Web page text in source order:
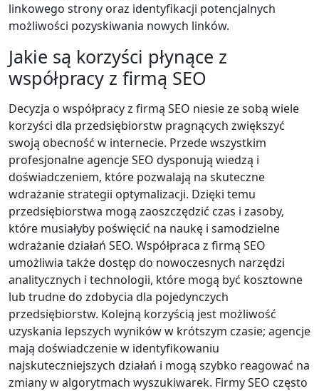
linkowego strony oraz identyfikacji potencjalnych
możliwości pozyskiwania nowych linków.
Jakie są korzyści płynące z
współpracy z firmą SEO
Decyzja o współpracy z firmą SEO niesie ze sobą wiele
korzyści dla przedsiębiorstw pragnących zwiększyć
swoją obecność w internecie. Przede wszystkim
profesjonalne agencje SEO dysponują wiedzą i
doświadczeniem, które pozwalają na skuteczne
wdrażanie strategii optymalizacji. Dzięki temu
przedsiębiorstwa mogą zaoszczędzić czas i zasoby,
które musiałyby poświęcić na naukę i samodzielne
wdrażanie działań SEO. Współpraca z firmą SEO
umożliwia także dostęp do nowoczesnych narzędzi
analitycznych i technologii, które mogą być kosztowne
lub trudne do zdobycia dla pojedynczych
przedsiębiorstw. Kolejną korzyścią jest możliwość
uzyskania lepszych wyników w krótszym czasie; agencje
mają doświadczenie w identyfikowaniu
najskuteczniejszych działań i mogą szybko reagować na
zmiany w algorytmach wyszukiwarek. Firmy SEO często